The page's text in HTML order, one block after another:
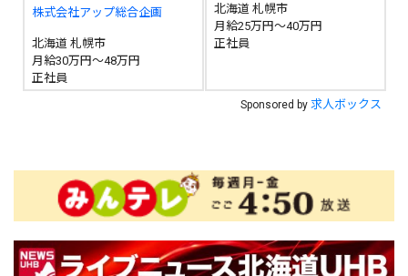
株式会社アップ総合企画
北海道 札幌市
月給30万円～48万円
正社員
北海道 札幌市
月給25万円～40万円
正社員
Sponsored by 求人ボックス